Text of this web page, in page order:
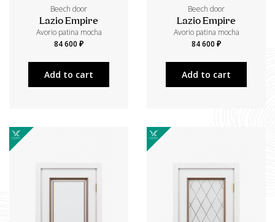
Beech door
Lazio Empire
Avorio patina mocha
84 600 ₽
Add to cart
Beech door
Lazio Empire
Avorio patina mocha
84 600 ₽
Add to cart